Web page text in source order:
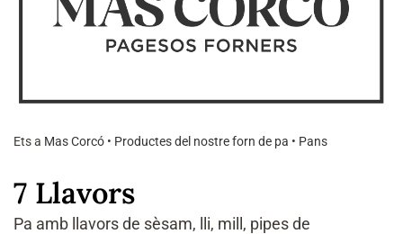
Ets a Mas Corcó • Productes del nostre forn de pa • Pans
7 Llavors
Pa amb llavors de sèsam, lli, mill, pipes de